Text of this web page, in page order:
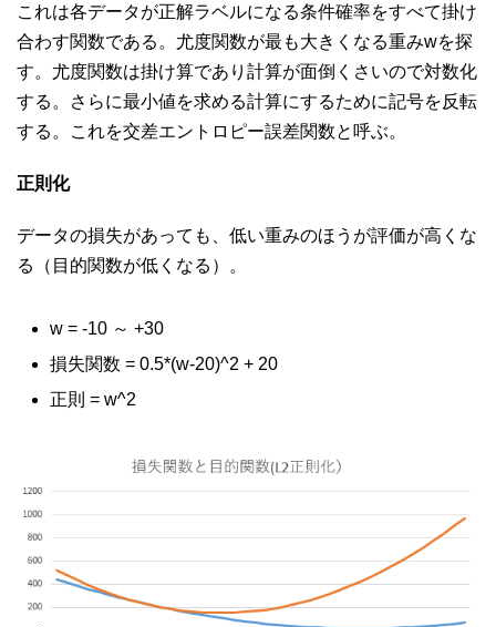
これは各データが正解ラベルになる条件確率をすべて掛け
合わす関数である。尤度関数が最も大きくなる重みwを探
す。尤度関数は掛け算であり計算が面倒くさいので対数化
する。さらに最小値を求める計算にするために記号を反転
する。これを交差エントロピー誤差関数と呼ぶ。
正則化
データの損失があっても、低い重みのほうが評価が高くな
る（目的関数が低くなる）。
w = -10 ～ +30
損失関数 = 0.5*(w-20)^2 + 20
正則 = w^2